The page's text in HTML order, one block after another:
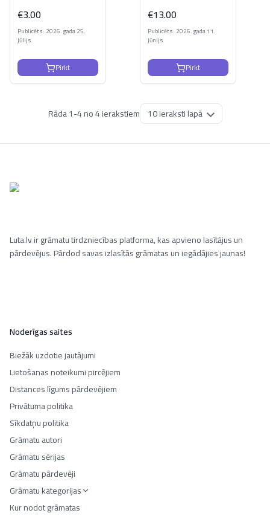
€3.00
Publicēts: 2026. gada 25.
jūlijs
Pirkt
€13.00
Publicēts: 2026. gada 11.
jūnijs
Pirkt
Rāda1-4no4ierakstiem
Luta.lv ir grāmatu tirdzniecības platforma, kas apvieno lasītājus un
pārdevējus. Pārdod savas izlasītās grāmatas un iegādājies jaunas!
Noderīgas saites
Biežāk uzdotie jautājumi
Lietošanas noteikumi pircējiem
Distances līgums pārdevējiem
Privātuma politika
Sīkdatņu politika
Grāmatu autori
Grāmatu sērijas
Grāmatu pārdevēji
Grāmatu kategorijas
Kur nodot grāmatas